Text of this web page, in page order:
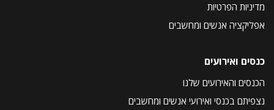
מדיניות הפרטיות
אפליקציה אנשים ומחשבים
כנסים ואירועים
הכנסים והאירועים שלנו
נצפיתם בכנסי ואירועי אנשים ומחשבים